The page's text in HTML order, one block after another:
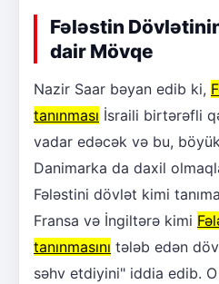
Fələstin
dair Mövqe
Nazir Saar bəyan edib ki,
tanınması İsraili birtərəfli
vadar edəcək və bu,
Danimarka da daxil
Fələstini dövlət kimi
Fransa və İngiltərə kimi
tanınmasını tələb edən
səhv etdiyini" iddia edib.